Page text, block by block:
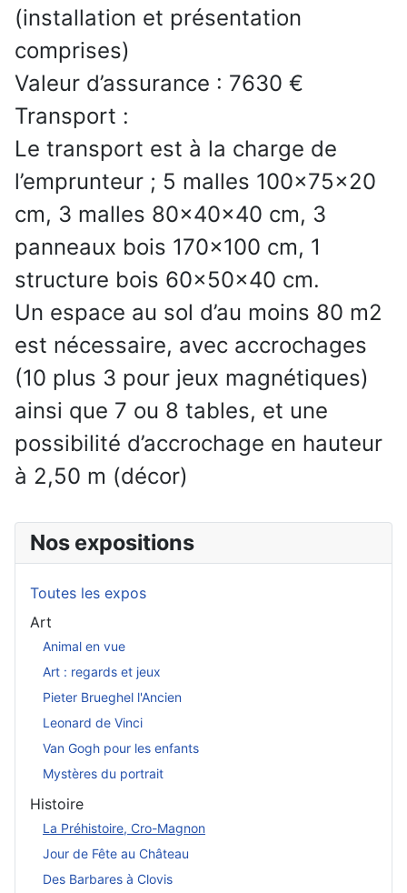
Nos expositions
Toutes les expos
Art
Animal en vue
Art : regards et jeux
Pieter Brueghel l'Ancien
Leonard de Vinci
Van Gogh pour les enfants
Mystères du portrait
Histoire
La Préhistoire, Cro-Magnon
Jour de Fête au Château
Des Barbares à Clovis
(installation et présentation
comprises)
Valeur d’assurance : 7630 €
Transport :
Le transport est à la charge de
l’emprunteur ; 5 malles 100x75x20
cm, 3 malles 80x40x40 cm, 3
panneaux bois 170x100 cm, 1
structure bois 60x50x40 cm.
Un espace au sol d’au moins 80 m2
est nécessaire, avec accrochages
(10 plus 3 pour jeux magnétiques)
ainsi que 7 ou 8 tables, et une
possibilité d’accrochage en hauteur
à 2,50 m (décor)